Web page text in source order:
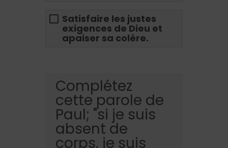
Satisfaire les justes
exigences de Dieu et
apaiser sa colère.
Complétez
cette parole de
Paul; "si je suis
absent de
corps, je suis